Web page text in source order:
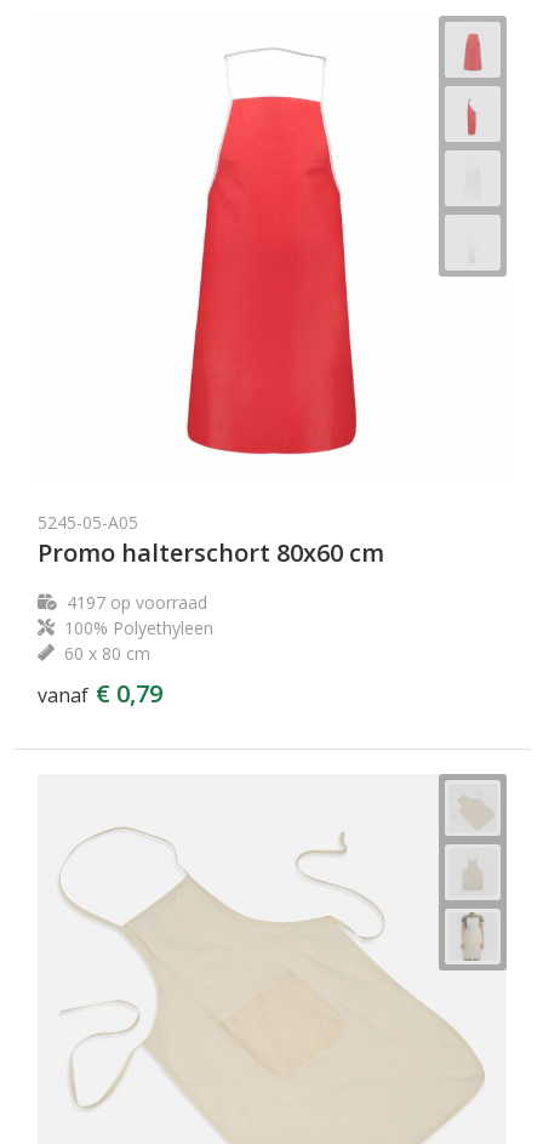
5245-05-A05
Promo halterschort 80x60 cm
4197op voorraad
100% Polyethyleen
60 x 80 cm
vanaf € 0,79